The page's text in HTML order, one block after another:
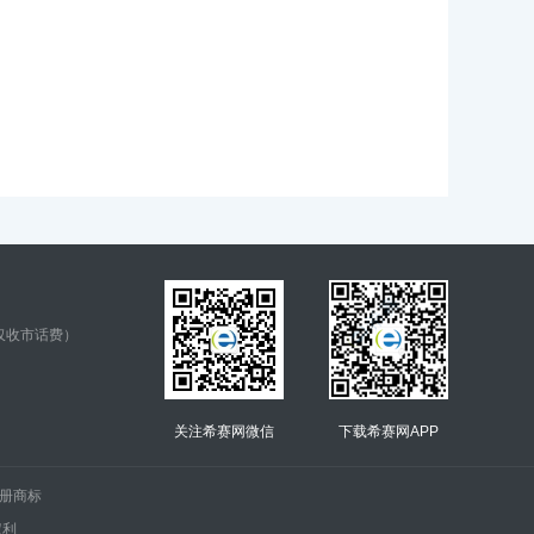
收市话费）
关注希赛网微信 下载希赛网APP
商标